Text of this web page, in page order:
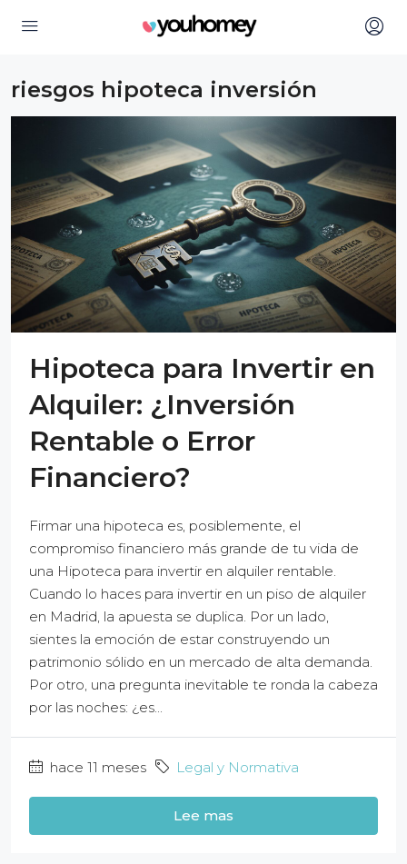
riesgos hipoteca inversión
Hipoteca para Invertir en
Alquiler: ¿Inversión
Rentable o Error
Financiero?
Firmar una hipoteca es, posiblemente, el
compromiso financiero más grande de tu vida de
una Hipoteca para invertir en alquiler rentable.
Cuando lo haces para invertir en un piso de alquiler
en Madrid, la apuesta se duplica. Por un lado,
sientes la emoción de estar construyendo un
patrimonio sólido en un mercado de alta demanda.
Por otro, una pregunta inevitable te ronda la cabeza
por las noches: ¿es...
hace 11 meses Legal y Normativa
Lee mas